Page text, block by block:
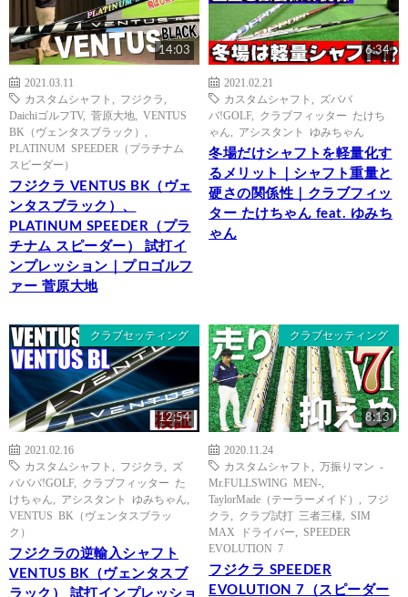
14:03
2021.03.11
カスタムシャフト
フジクラ
DaichiゴルフTV, 菅原大地
VENTUS
BK（ヴェンタスブラック）
PLATINUM SPEEDER（プラチナム
スピーダー）
フジクラ VENTUS BK（ヴェ
ンタスブラック）、
PLATINUM SPEEDER（プラ
チナム スピーダー） 試打イ
ンプレッション｜プロゴルフ
ァー 菅原大地
6:34
2021.02.21
カスタムシャフト
ズババ
バ!GOLF, クラブフィッター たけち
ゃん
アシスタント ゆみちゃん
冬場だけシャフトを軽量化す
るメリット｜シャフト重量と
硬さの関係性｜クラブフィッ
ター たけちゃん feat. ゆみち
ゃん
クラブセッティング
12:54
2021.02.16
カスタムシャフト
フジクラ
ズ
バババ!GOLF, クラブフィッター た
けちゃん
アシスタント ゆみちゃん
VENTUS BK（ヴェンタスブラッ
ク）
フジクラの逆輸入シャフト
VENTUS BK（ヴェンタスブ
ラック） 試打インプレッショ
クラブセッティング
8:13
2020.11.24
カスタムシャフト
万振りマン -
Mr.FULLSWING MEN-
TaylorMade（テーラーメイド）
フジ
クラ
クラブ試打 三者三様
SIM
MAX ドライバー
SPEEDER
EVOLUTION 7
フジクラ SPEEDER
EVOLUTION 7（スピーダー